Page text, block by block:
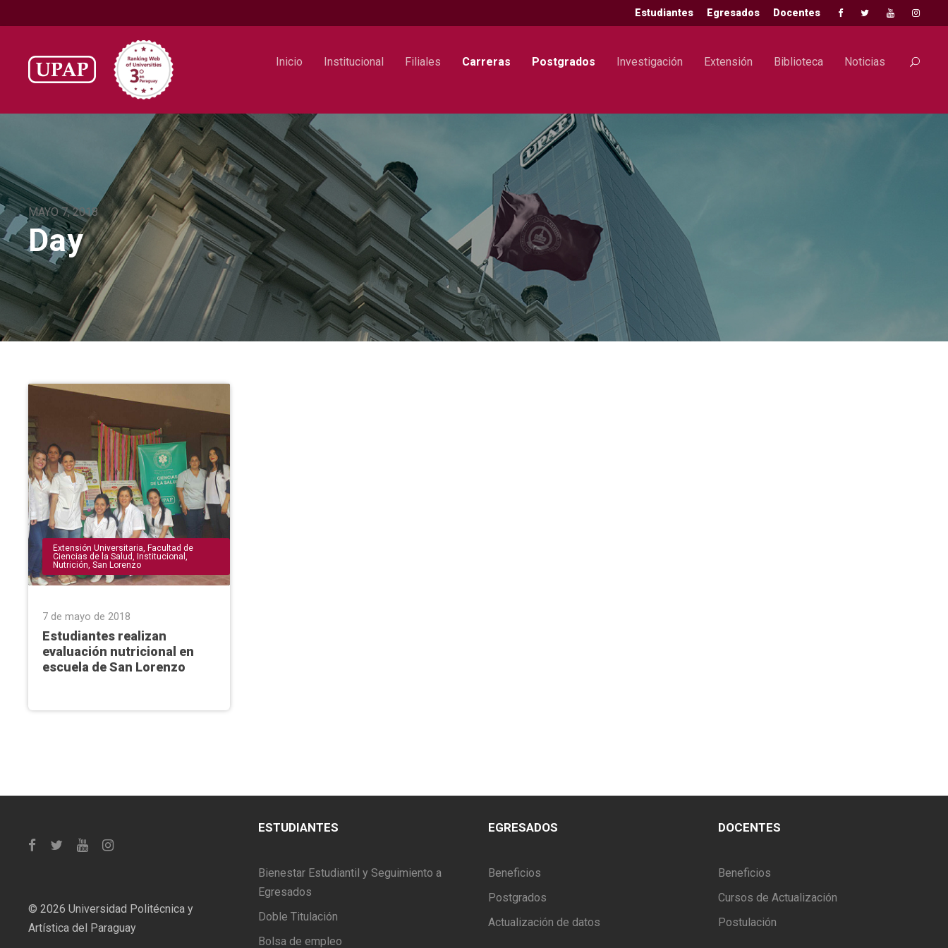
Estudiantes Egresados Docentes
Inicio Institucional Filiales Carreras Postgrados Investigación Extensión Biblioteca Noticias
MAYO 7, 2018
Day
Extensión Universitaria, Facultad de
Ciencias de la Salud, Institucional ,
Nutrición, San Lorenzo
7 de mayo de 2018
Estudiantes realizan
evaluación nutricional en
escuela de San Lorenzo
© 2026 Universidad Politécnica y
Artística del Paraguay
ESTUDIANTES
Bienestar Estudiantil y Seguimiento a
Egresados
Doble Titulación
Bolsa de empleo
EGRESADOS
Beneficios
Postgrados
Actualización de datos
DOCENTES
Beneficios
Cursos de Actualización
Postulación